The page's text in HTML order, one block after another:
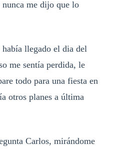
me dijo que lo
llegado el dia del
me sentía perdida, le
todo para una fiesta en
otros planes a última
Carlos, mirándome